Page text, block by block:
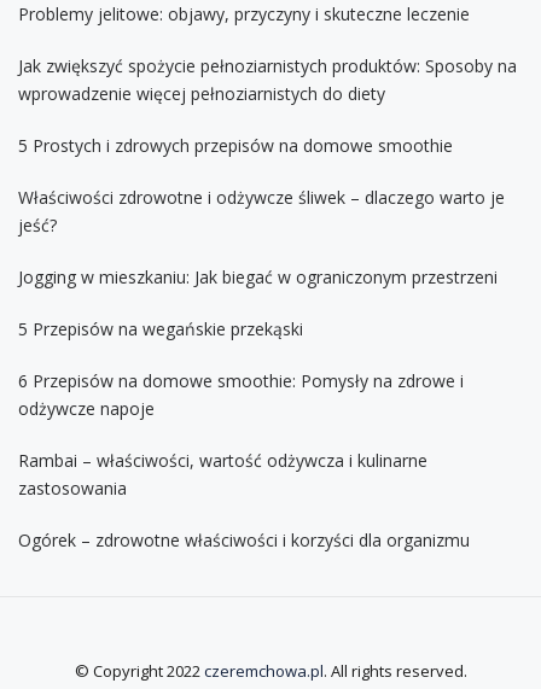
Problemy jelitowe: objawy, przyczyny i skuteczne leczenie
Jak zwiększyć spożycie pełnoziarnistych produktów: Sposoby na
wprowadzenie więcej pełnoziarnistych do diety
5 Prostych i zdrowych przepisów na domowe smoothie
Właściwości zdrowotne i odżywcze śliwek – dlaczego warto je
jeść?
Jogging w mieszkaniu: Jak biegać w ograniczonym przestrzeni
5 Przepisów na wegańskie przekąski
6 Przepisów na domowe smoothie: Pomysły na zdrowe i
odżywcze napoje
Rambai – właściwości, wartość odżywcza i kulinarne
zastosowania
Ogórek – zdrowotne właściwości i korzyści dla organizmu
© Copyright 2022czeremchowa.pl. All rights reserved.